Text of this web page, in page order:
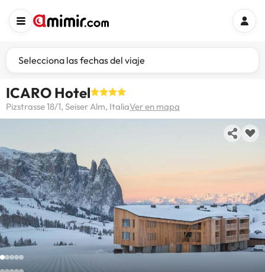
Selecciona las fechas del viaje
ICARO Hotel
Pizstrasse 18/1, Seiser Alm, ItaliaVer en mapa